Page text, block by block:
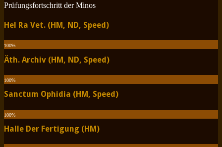
Prüfungsfortschritt der Minos
Hel Ra Vet. (HM, ND, Speed)
100%
Äth. Archiv (HM, ND, Speed)
100%
Sanctum Ophidia (HM, Speed)
100%
Halle Der Fertigung (HM)